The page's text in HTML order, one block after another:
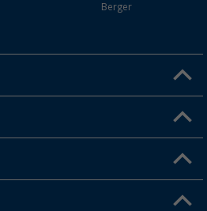
Berger